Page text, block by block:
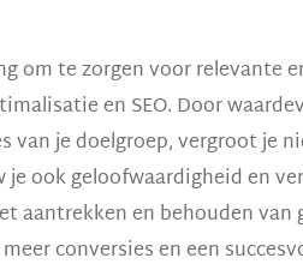
om te zorgen voor relevante
en SEO. Door
van je doelgroep, vergroot je
je ook geloofwaardigheid en
aantrekken en behouden van
conversies en een